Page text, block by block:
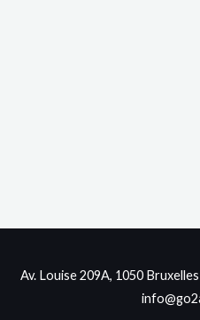
Av. Louise 209A, 1050